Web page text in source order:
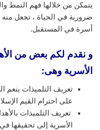
يتمكن من خلالها فهم النمط
ضرورية في الحياة ، تجعل
أسرة في المستقبل.
و نقدم لكم بعض من
الأسرية وهى:
تعريف التلميذات بنعم
على احترام القيم
تعريف التلميذات
الأسرية إلى تحقيقها